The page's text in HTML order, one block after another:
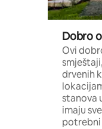
Dobro
Ovi
drvenih
stanova
imaju
potrebni